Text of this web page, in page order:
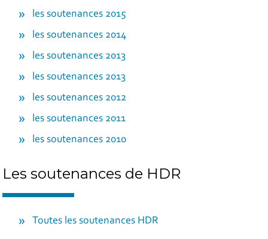
les soutenances 2015
les soutenances 2014
les soutenances 2013
les soutenances 2013
les soutenances 2012
les soutenances 2011
les soutenances 2010
Les soutenances de HDR
Toutes les soutenances HDR